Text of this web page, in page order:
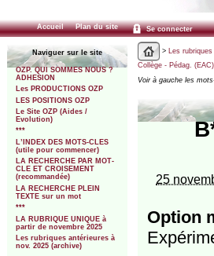
Accueil Plan du site Se connecter
Naviguer sur le site
OZP. QUI SOMMES NOUS ?
ADHESION
Les PRODUCTIONS OZP
LES POSITIONS OZP
Le Site OZP (Aides /
Evolution)
***
L’INDEX DES MOTS-CLES
(utile pour commencer)
LA RECHERCHE PAR MOT-
CLE ET CROISEMENT
(recommandée)
LA RECHERCHE PLEIN
TEXTE sur un mot
***
LA RUBRIQUE UNIQUE à
partir de novembre 2025
Les rubriques antérieures à
nov. 2025 (archive)
> Les
Collège - Pédag. (EAC)
Voir à gauche les
25
Option